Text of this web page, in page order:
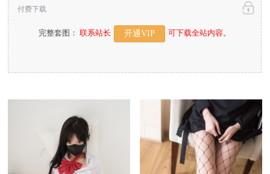
完整套图：联系站长 开通VIP 可下载全站内容。
付费下载